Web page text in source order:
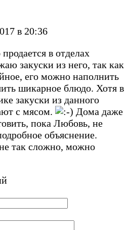
в 20:36
в отделах
закуски из него, так как
его можно наполнить
шикарное блюдо. Хотя в
закуски из данного
с мясом.
Дома даже
пока Любовь, не
объяснение.
так сложно, можно